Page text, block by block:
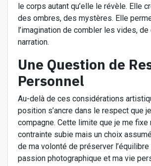
le corps autant qu’elle le révèle. Elle
des ombres, des mystères. Elle
l’imagination de combler les vides,
narration.
Une Question de
Personnel
Au-delà de ces considérations
position s’ancre dans le respect que
compagne. Cette limite que je me fixe
contrainte subie mais un choix
de ma volonté de préserver l’équilibre
passion photographique et ma vie